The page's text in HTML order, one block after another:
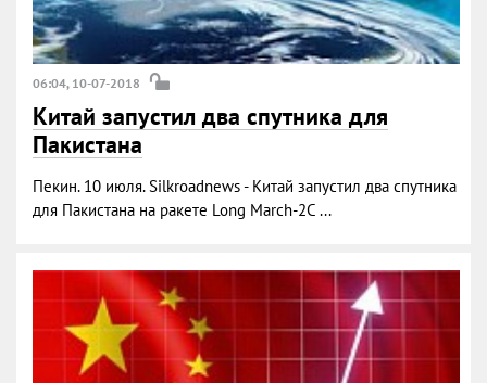
06:04, 10-07-2018
Китай запустил два спутника для
Пакистана
Пекин. 10 июля. Silkroadnews - Китай запустил два спутника
для Пакистана на ракете Long March-2C ...